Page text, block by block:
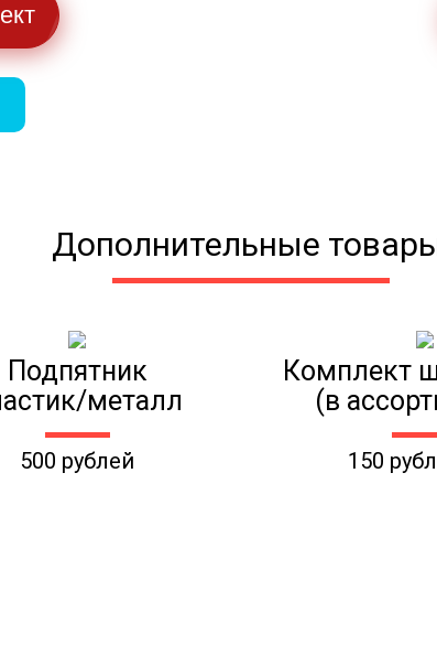
Дополнительные
Подпятник
металл
500 рублей
Комплект
(в
150